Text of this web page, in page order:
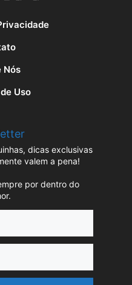
Nós
Uso
dicas exclusivas
valem a pena!
por dentro do